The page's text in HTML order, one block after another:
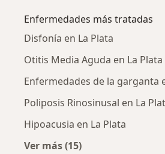
Enfermedades más tratadas
Disfonía en La Plata
Otitis Media Aguda en La Plata
Enfermedades de la garganta
Poliposis Rinosinusal en La
Hipoacusia en La Plata
Ver más (15)